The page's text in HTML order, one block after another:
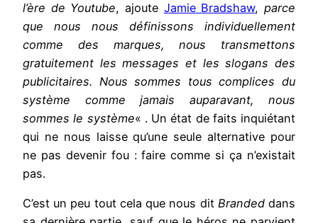
l’ère de Youtube, ajoute Jamie Bradshaw,parce
que nous nous définissons individuellement
comme des marques, nous transmettons
gratuitement les messages et les slogans des
publicitaires. Nous sommes tous complices du
système comme jamais auparavant, nous
sommes le système« . Un état de faits inquiétant
qui ne nous laisse qu’une seule alternative pour
ne pas devenir fou : faire comme si ça n’existait
pas.
C’est un peu tout cela que nous dit Brandeddans